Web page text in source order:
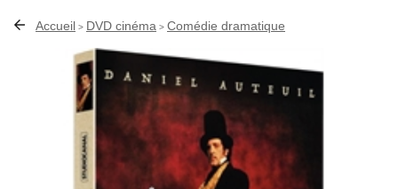
Accueil > DVD cinéma > Comédie dramatique